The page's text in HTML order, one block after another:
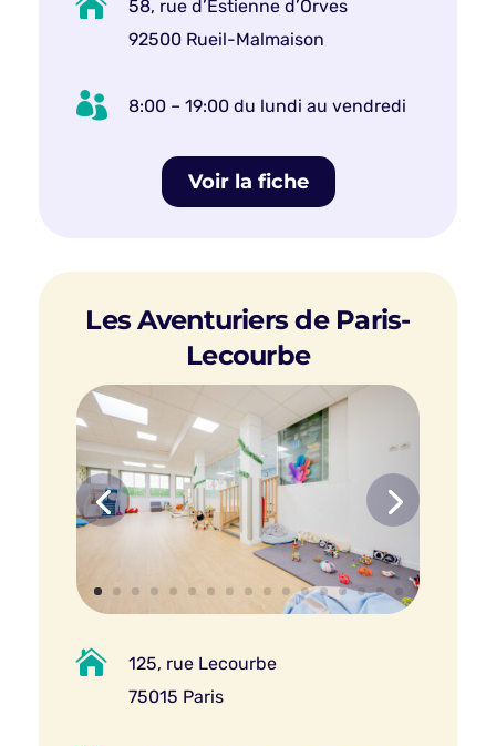
58, rue d’Estienne d’Orves
92500 Rueil-Malmaison
 8:00 – 19:00 du lundi au vendredi
Voir la fiche
Les Aventuriers de Paris-
Lecourbe

125, rue Lecourbe
75015 Paris